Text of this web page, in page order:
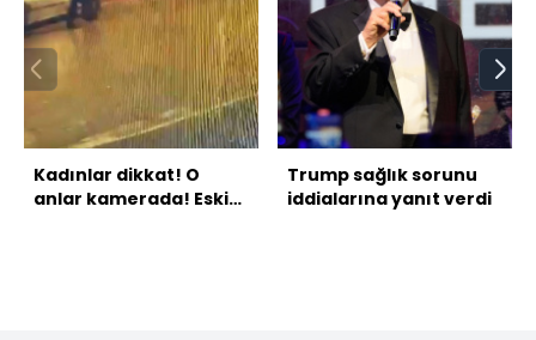
Kadınlar dikkat! O
anlar kamerada! Eski
Trump sağlık sorunu
iddialarına yanıt verdi